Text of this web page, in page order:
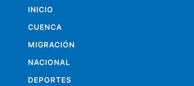
INICIO
CUENCA
MIGRACIÓN
NACIONAL
DEPORTES